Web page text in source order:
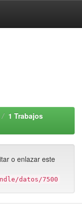
1 Trabajos
o enlazar este
datos/7500